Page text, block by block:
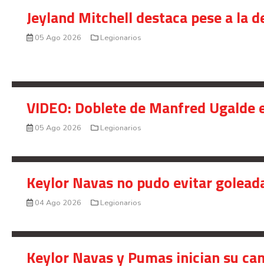
Jeyland Mitchell destaca pese a la
05 Ago 2026 Legionarios
VIDEO: Doblete de Manfred
05 Ago 2026 Legionarios
Keylor Navas no pudo evitar
04 Ago 2026 Legionarios
Keylor Navas y Pumas inician su